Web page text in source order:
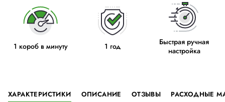
1 короб в минуту 1 год
Быстрая ручная
настройка
ХАРАКТЕРИСТИКИ ОПИСАНИЕ ОТЗЫВЫ РАСХОДНЫЕ